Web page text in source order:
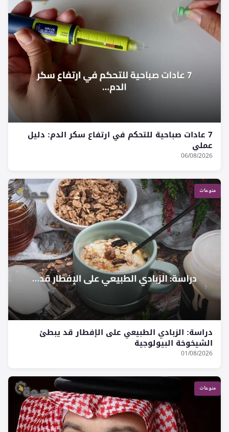
7 عادات صباحية للتحكم في ارتفاع سكر الدم: دليل
عملي
06/08/2026
منوعات
دراسة: الزبادي الطبيعي على الإفطار قد يبطئ
الشيخوخة البيولوجية
01/08/2026
منوعات